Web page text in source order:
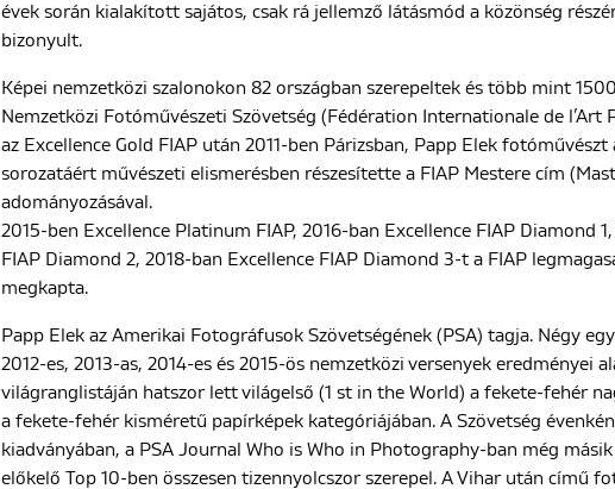
évek során kialakított sajátos, csak rá jellemző látásmód a közönség
bizonyult.
Képei nemzetközi szalonokon 82 országban szerepeltek és több mint
Nemzetközi Fotóművészeti Szövetség (Fédération Internationale de l’Art
az Excellence Gold FIAP után 2011-ben Párizsban, Papp Elek fotóművészt
sorozatáért művészeti elismerésben részesítette a FIAP Mestere cím
adományozásával.
2015-ben Excellence Platinum FIAP, 2016-ban Excellence FIAP Diamond
FIAP Diamond 2, 2018-ban Excellence FIAP Diamond 3-t a FIAP
megkapta.
Papp Elek az Amerikai Fotográfusok Szövetségének (PSA) tagja. Négy
2012-es, 2013-as, 2014-es és 2015-ös nemzetközi versenyek eredményei
világranglistáján hatszor lett világelső (1 st in the World) a fekete-fehér
a fekete-fehér kisméretű papírképek kategóriájában. A Szövetség
kiadványában, a PSA Journal Who is Who in Photography-ban még
előkelő Top 10-ben összesen tizennyolcszor szerepel. A Vihar után című